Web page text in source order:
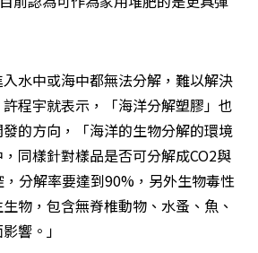
水中或海中都無法分解，難以解決
程宇就表示，「海洋分解塑膠」也
的方向，「海洋的生物分解的環境
同樣針對樣品是否可分解成CO2與
分解率要達到90%，另外生物毒性
物，包含無脊椎動物、水蚤、魚、
響。」